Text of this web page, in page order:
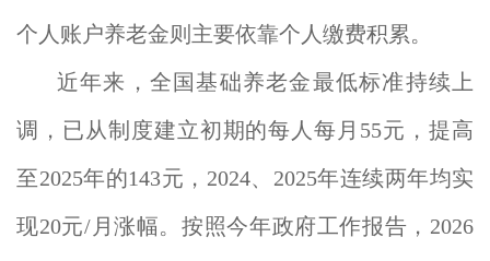
个人账户养老金则主要依靠个人缴费积累。
近年来，全国基础养老金最低标准持续上
调，已从制度建立初期的每人每月55元，提高
至2025年的143元，2024、2025年连续两年均实
现20元/月涨幅。按照今年政府工作报告，2026